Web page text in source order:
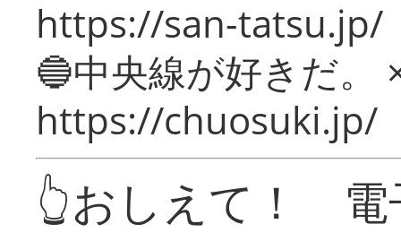
https://san-tatsu.jp/
🔵中央線が好きだ。
https://chuosuki.jp/
👆おしえて！ 電